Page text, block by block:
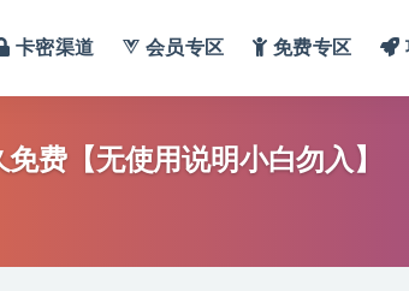
卡密渠道 会员专区 免费专区
费【无使用说明小白勿入】